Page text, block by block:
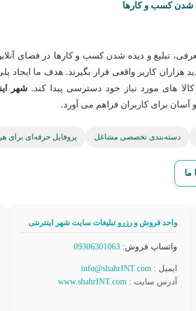
شدن کسب و کارها
تبلیغ و دیده شدن کسب و کارها در فضای
کاربر واقعی قرار بگیرند. هدف ما ایجاد
های مورد نیاز خود دسترسی پیدا کند. شهر
برای کاربران فراهم می آورد.
دسته‌بندی تخصصی مشاغل پروفایل حرفه‌ای برای
ما
واحد فروش و رزرو تبلیغات سایت شهر اینترنتی
واتساپ فروش: 09306301063
ایمیل : info@shahrINT.com
آدرس سایت : www.shahrINT.com